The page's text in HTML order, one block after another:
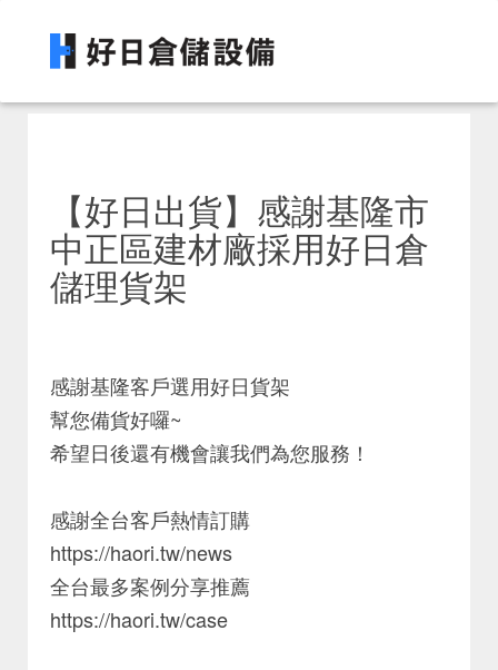
【好日出貨】感謝基隆市
中正區建材廠採用好日倉
儲理貨架
感謝基隆客戶選用好日貨架
幫您備貨好囉~
希望日後還有機會讓我們為您服務！
感謝全台客戶熱情訂購
https://haori.tw/news
全台最多案例分享推薦
https://haori.tw/case